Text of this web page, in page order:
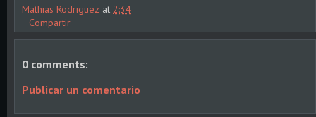
Mathias Rodriguez at 2:34
Compartir
0 comments:
Publicar un comentario